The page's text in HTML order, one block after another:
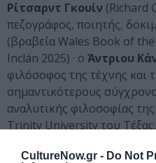
CultureNow.gr - Do Not
Ρίτσαρντ Γκουίν (Richard
πεζογράφος, ποιητής,
(βραβεία Wales Book of
Inclán 2025) · ο Άντριου
φιλόσοφος της τέχνης και
σημαντικότερους
αναλυτικής φιλοσοφίας
Trinity University του Τέξας.
Κέιτι Κιταμούρα(Katie